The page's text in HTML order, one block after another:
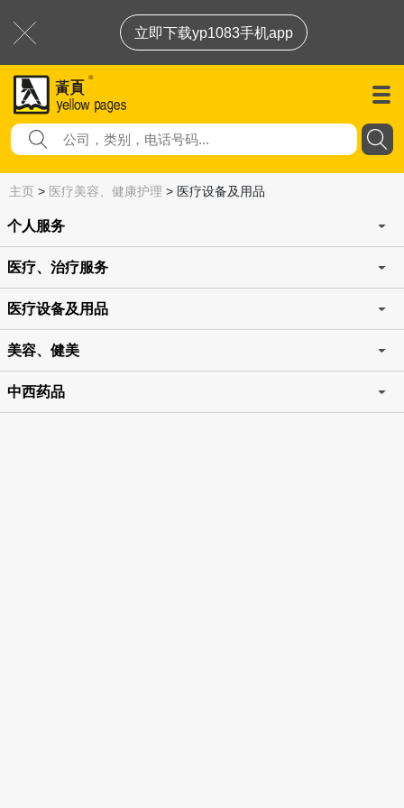
立即下载yp1083手机app
主页 > 医疗美容、健康护理 > 医疗设备及用品
个人服务
医疗、治疗服务
医疗设备及用品
美容、健美
中西药品